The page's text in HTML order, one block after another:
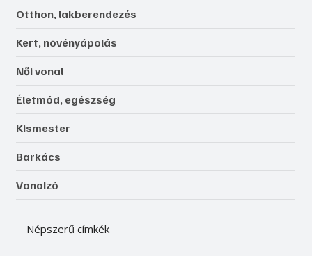
Otthon, lakberendezés
Kert, növényápolás
Női vonal
Életmód, egészség
Kismester
Barkács
Vonalzó
Népszerű címkék